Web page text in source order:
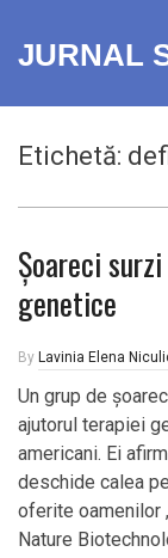
JURNAL
Etichetă:
Şoareci
genetice
By Lavinia Elena
Un grup de
ajutorul terapiei
americani. Ei
deschide calea
oferite oamenilor
Nature